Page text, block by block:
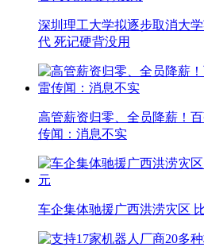
深圳理工大学拟逐步取消大
代 死记硬背没用
高管薪资归零、全员降薪！
传闻：消息不实
车企集体驰援广西洪涝灾区